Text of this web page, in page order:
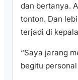
dan bertanya.
tonton. Dan
terjadi di
“Saya jarang
begitu